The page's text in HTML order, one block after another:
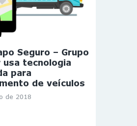
Seguro – Grupo
usa tecnologia
para
de veículos
de 2018